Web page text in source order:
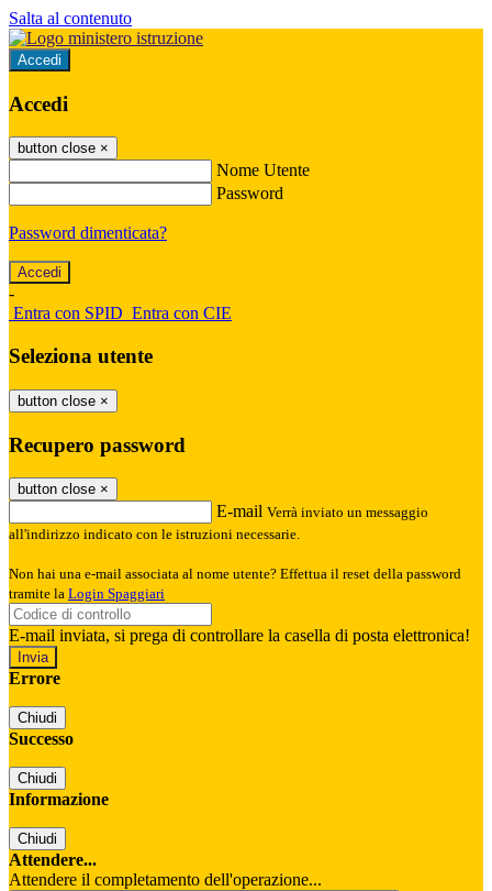
Salta al contenuto
Accedi
Accedi
button close ×
Nome Utente
Password
Password dimenticata?
-
Entra con SPID Entra con CIE
Seleziona utente
button close ×
Recupero password
button close ×
E-mail Verrà inviato un messaggio
all'indirizzo indicato con le istruzioni necessarie.
Non hai una e-mail associata al nome utente? Effettua il reset della password
tramite la Login Spaggiari
E-mail inviata, si prega di controllare la casella di posta elettronica!
Errore
Chiudi
Successo
Chiudi
Informazione
Chiudi
Attendere...
Attendere il completamento dell'operazione...